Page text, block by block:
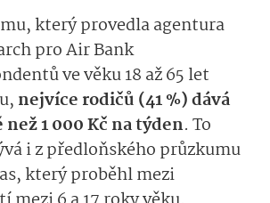
který provedla agentura
pro Air Bank
ve věku 18 až 65 let
nejvíce rodičů (41 %) dává
1 000 Kč na týden. To
i z předloňského průzkumu
který proběhlmezi